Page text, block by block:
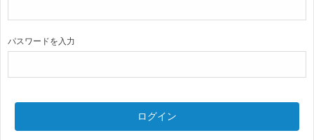
パスワードを入力
ログイン